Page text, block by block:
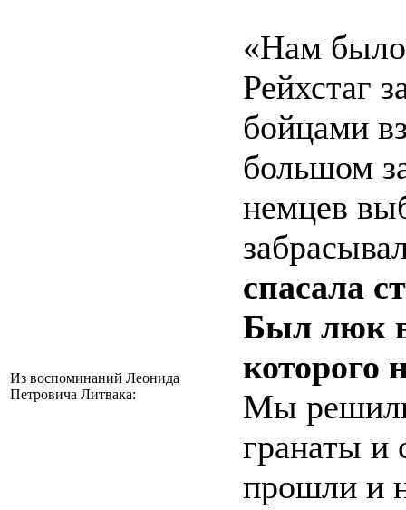
Из воспоминаний Леонида
Петровича Литвака:
«Нам было
Рейхстаг
бойцами
большом
немцев
спасала
Был люк в
которого
Мы
гранаты и
прошли и